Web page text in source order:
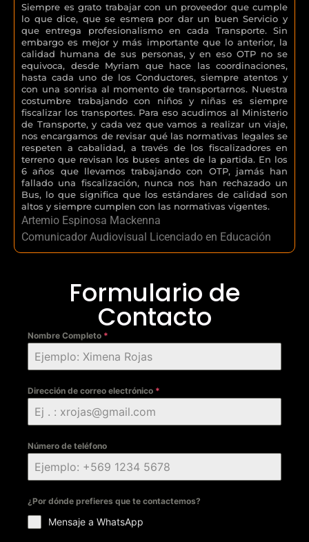
Siempre es grato trabajar con un proveedor que cumple
lo que dice, que se esmera por dar un buen Servicio y
que entrega profesionalismo en cada Transporte. Sin
embargo es mejor y más importante que lo anterior, la
calidad humana de sus personas, y en eso OTP no se
equivoca, desde Myriam que hace las coordinaciones,
hasta cada uno de los Conductores, siempre atentos y
con una sonrisa al momento de transportarnos. Nuestra
costumbre trabajando con niños y niñas es siempre
fiscalizar los transportes. Para eso acudimos al Ministerio
de Transporte, y cada vez que vamos a realizar un viaje,
nos encargamos de revisar qué las normativas legales se
respeten a cabalidad, a través de los fiscalizadores en
terreno que revisan los buses antes de la partida. En los
6 años que llevamos trabajando con OTP, jamás han
fallado una fiscalización, nunca nos han rechazado un
Bus, lo que significa que los estándares de calidad son
altos y siempre cumplen con las normativas vigentes.
Artemio Espinosa Mackenna
Comunicador Audiovisual Licenciado en Educación
Formulario de
Contacto
Nombre Completo *
Dirección de correo electrónico *
Número de teléfono
¿Por dónde prefieres que te contactemos?
Mensaje a WhatsApp